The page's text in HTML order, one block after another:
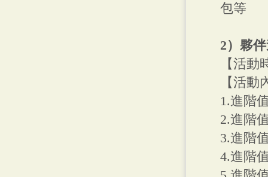
包等
2）夥
【活動
【活動
1.進階
2.進階
3.進階
4.進階